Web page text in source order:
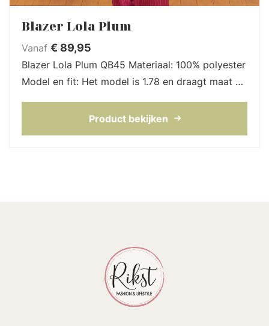
Blazer Lola Plum
Vanaf € 89,95
Blazer Lola Plum QB45 Materiaal: 100% polyester
Model en fit: Het model is 1.78 en draagt maat S
een elegante, rechtvallende l...
Product bekijken